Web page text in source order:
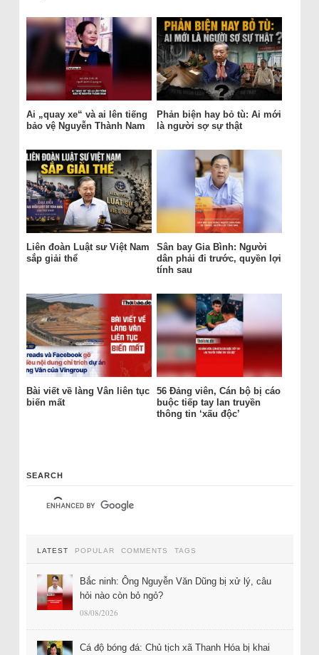
Ai „quay xe“ và ai lên tiếng
bảo vệ Nguyễn Thành Nam
Phản biện hay bỏ tù: Ai mới
là người sợ sự thật
Liên đoàn Luật sư Việt Nam
sắp giải thể
Sân bay Gia Bình: Người
dân phải đi trước, quyền lợi
tính sau
Bài viết về làng Vân liên tục
biến mất
56 Đảng viên, Cán bộ bị cáo
buộc tiếp tay lan truyền
thông tin ‘xấu độc’
SEARCH
LATEST POPULAR COMMENTS TAGS
Bắc ninh: Ông Nguyễn Văn Dũng bị xử lý, câu
hỏi nào còn bỏ ngỏ?
08/08/2026
Cá độ bóng đá: Chủ tịch xã Thanh Hóa bị khai